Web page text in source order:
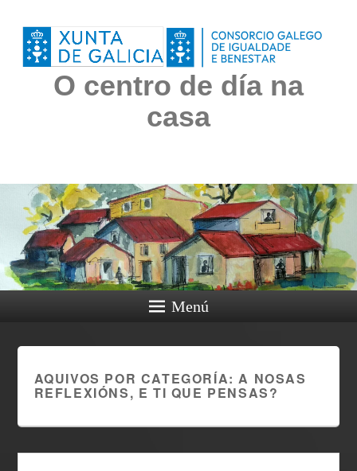
O centro de día na
casa
Menú
AQUIVOS POR CATEGORÍA:A NOSAS
REFLEXIÓNS, E TI QUE PENSAS?